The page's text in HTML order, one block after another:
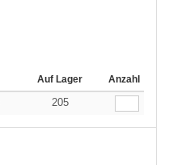
Auf Lager Anzahl
205